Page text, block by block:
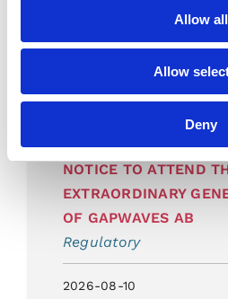
Allow all
Allow
Deny
Recent Press
2026-08-10
NOTICE TO ATTEND
EXTRAORDINARY
OF GAPWAVES AB
Regulatory
2026-08-10